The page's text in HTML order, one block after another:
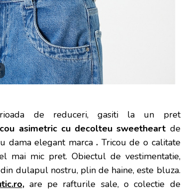
de reduceri, gasiti la un pret
asimetric cu decolteu sweetheart de
dama elegant marca . Tricou de o calitate
mai mic pret. Obiectul de vestimentatie,
dulapul nostru, plin de haine, este bluza.
, are pe rafturile sale, o colectie de